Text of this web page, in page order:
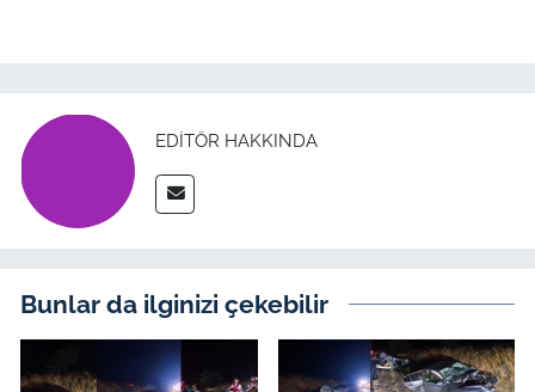
EDITÖR HAKKINDA
Bunlar da ilginizi çekebilir